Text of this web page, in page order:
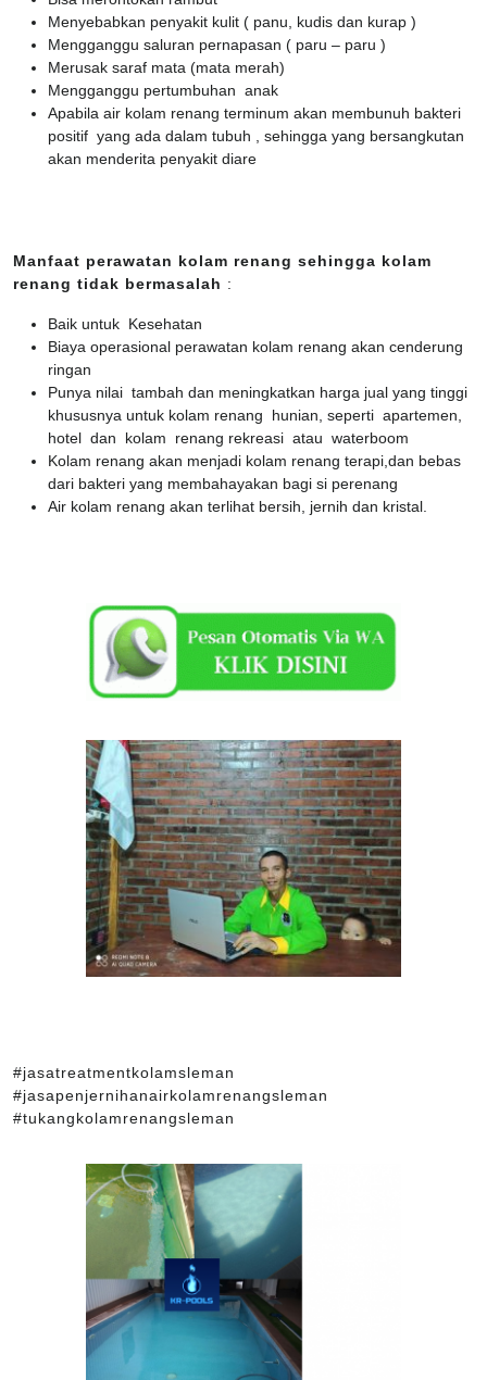
Menyebabkan penyakit kulit ( panu, kudis dan kurap )
Mengganggu saluran pernapasan ( paru – paru )
Merusak saraf mata (mata merah)
Mengganggu pertumbuhan anak
Apabila air kolam renang terminum akan membunuh bakteri
positif yang ada dalam tubuh , sehingga yang bersangkutan
akan menderita penyakit diare
Manfaat perawatan kolam renang sehingga kolam
renang tidak bermasalah :
Baik untuk Kesehatan
Biaya operasional perawatan kolam renang akan cenderung
ringan
Punya nilai tambah dan meningkatkan harga jual yang tinggi
khususnya untuk kolam renang hunian, seperti apartemen,
hotel dan kolam renang rekreasi atau waterboom
Kolam renang akan menjadi kolam renang terapi,dan bebas
dari bakteri yang membahayakan bagi si perenang
Air kolam renang akan terlihat bersih, jernih dan kristal.
#jasatreatmentkolamsleman
#jasapenjernihanairkolamrenangsleman
#tukangkolamrenangsleman